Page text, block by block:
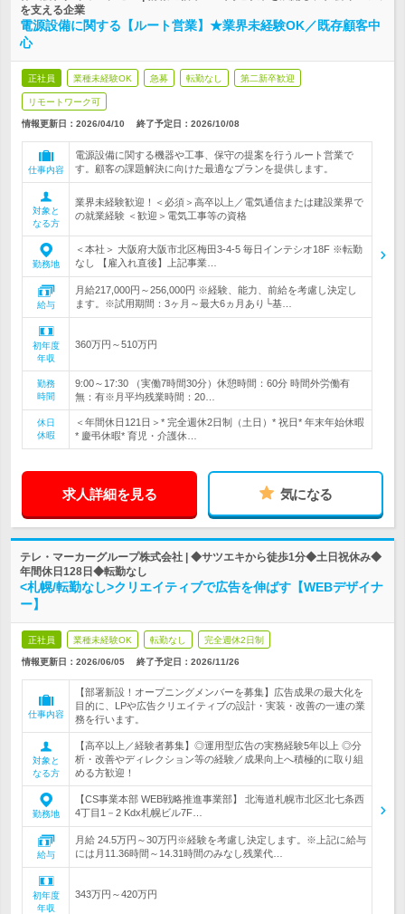
を支える企業
電源設備に関する【ルート営業】★業界未経験OK／既存顧客中
心
正社員 業種未経験OK 急募 転勤なし 第二新卒歓迎
リモートワーク可
情報更新日：2026/04/10 終了予定日： 2026/10/08
仕事内容
電源設備に関する機器や工事、保守の提案を行うルート営業で
す。顧客の課題解決に向けた最適なプランを提供します。
対象と
なる方
業界未経験歓迎！＜必須＞高卒以上／電気通信または建設業界で
の就業経験 ＜歓迎＞電気工事等の資格
勤務地
＜本社＞ 大阪府大阪市北区梅田3-4-5 毎日インテシオ18F ※転勤
なし 【雇入れ直後】上記事業…
給与
月給217,000円～256,000円 ※経験、能力、前給を考慮し決定し
ます。※試用期間：3ヶ月～最大6ヵ月あり└基…
初年度
年収
360万円～510万円
勤務
時間
9:00～17:30 （実働7時間30分）休憩時間：60分 時間外労働有
無：有※月平均残業時間：20…
休日
休暇
＜年間休日121日＞* 完全週休2日制（土日）* 祝日* 年末年始休暇
* 慶弔休暇* 育児・介護休…
求人詳細を見る 気になる
テレ・マーカーグループ株式会社 | ◆サツエキから徒歩1分◆土日祝休み◆
年間休日128日◆転勤なし
<札幌/転勤なし>クリエイティブで広告を伸ばす【WEBデザイナ
ー】
正社員 業種未経験OK 転勤なし 完全週休2日制
情報更新日：2026/06/05 終了予定日： 2026/11/26
仕事内容
【部署新設！オープニングメンバーを募集】広告成果の最大化を
目的に、LPや広告クリエイティブの設計・実装・改善の一連の業
務を行います。
対象と
なる方
【高卒以上／経験者募集】◎運用型広告の実務経験5年以上 ◎分
析・改善やディレクション等の経験／成果向上へ積極的に取り組
める方歓迎！
勤務地
【CS事業本部 WEB戦略推進事業部】 北海道札幌市北区北七条西
4丁目1－2 Kdx札幌ビル7F…
給与
月給 24.5万円～30万円※経験を考慮し決定します。※上記に給与
には月11.36時間～14.31時間のみなし残業代…
初年度
年収
343万円～420万円